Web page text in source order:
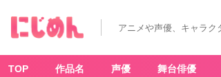
アニメや声優、キャラク
TOP 作品名 声優 舞台俳優